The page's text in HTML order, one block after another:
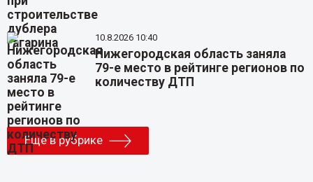
10.8.2026 10:40
Нижегородская область заняла
79-е место в рейтинге регионов по
количеству ДТП
Еще в рубрике